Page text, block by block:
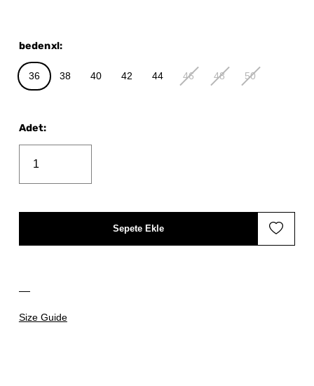
Size Guide
bedenxl:
36 38 40 42 44 46 48 50
Adet:
Sepete Ekle